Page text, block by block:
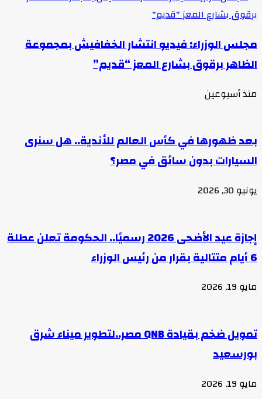
مجلس الوزراء: فيديو انتشار الخفافيش بمجموعة
الظاهر برقوق بشارع المعز “قديم”
منذ أسبوعين
بعد ظهورها في كأس العالم للأندية.. هل سنرى
السيارات بدون سائق في مصر؟
يونيو 30, 2026
إجازة عيد الأضحى 2026 رسميًا.. الحكومة تعلن عطلة
6 أيام متتالية بقرار من رئيس الوزراء
مايو 19, 2026
تمويل ضخم بقيادة QNB مصر..لتطوير ميناء شرق
بورسعيد
مايو 19, 2026